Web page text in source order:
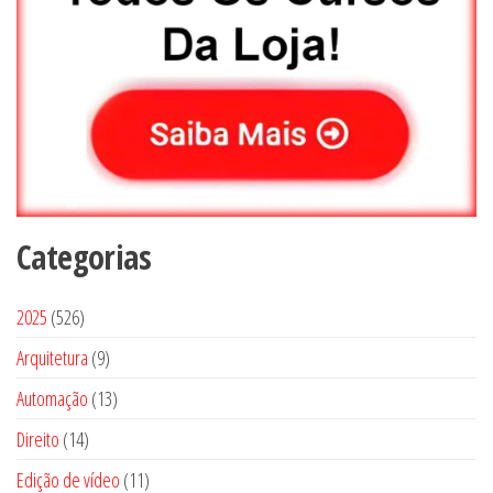
Categorias
2025 5265
p
r
o
Arquitetura 99
p
d
Automação 131
Direito 141
Edição de vídeo 111